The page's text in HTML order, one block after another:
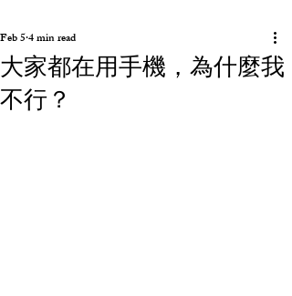
大家都在用手機，為什麼我
不行？
Feb 54 min read